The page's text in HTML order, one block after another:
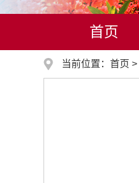
首页
当前位置： 首页 >